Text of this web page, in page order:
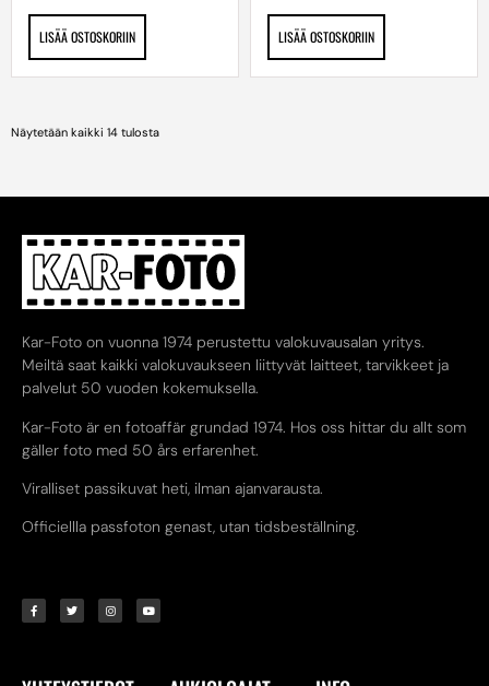
LISÄÄ OSTOSKORIIN LISÄÄ OSTOSKORIIN
Näytetään kaikki 14 tulosta
Kar-Foto on vuonna 1974 perustettu valokuvausalan yritys.
Meiltä saat kaikki valokuvaukseen liittyvät laitteet, tarvikkeet ja
palvelut 50 vuoden kokemuksella.
Kar-Foto är en fotoaffär grundad 1974. Hos oss hittar du allt som
gäller foto med 50 års erfarenhet.
Viralliset passikuvat heti, ilman ajanvarausta.
Officiellla passfoton genast, utan tidsbeställning.